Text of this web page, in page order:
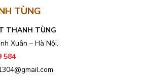
TÙNG
THANH TÙNG
Xuân – Hà Nội.
584